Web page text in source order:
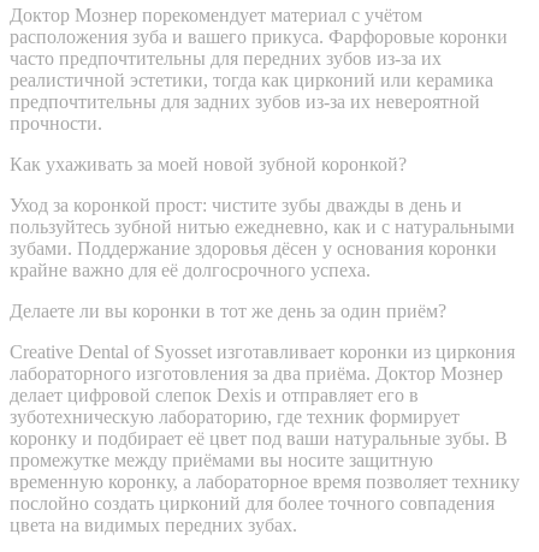
Доктор Мознер порекомендует материал с учётом
расположения зуба и вашего прикуса. Фарфоровые коронки
часто предпочтительны для передних зубов из-за их
реалистичной эстетики, тогда как цирконий или керамика
предпочтительны для задних зубов из-за их невероятной
прочности.
Как ухаживать за моей новой зубной коронкой?
Уход за коронкой прост: чистите зубы дважды в день и
пользуйтесь зубной нитью ежедневно, как и с натуральными
зубами. Поддержание здоровья дёсен у основания коронки
крайне важно для её долгосрочного успеха.
Делаете ли вы коронки в тот же день за один приём?
Creative Dental of Syosset изготавливает коронки из циркония
лабораторного изготовления за два приёма. Доктор Мознер
делает цифровой слепок Dexis и отправляет его в
зуботехническую лабораторию, где техник формирует
коронку и подбирает её цвет под ваши натуральные зубы. В
промежутке между приёмами вы носите защитную
временную коронку, а лабораторное время позволяет технику
послойно создать цирконий для более точного совпадения
цвета на видимых передних зубах.